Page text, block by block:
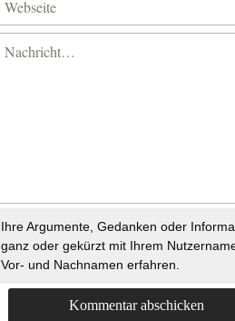
Ihre Argumente, Gedanken oder
ganz oder gekürzt mit Ihrem
Vor- und Nachnamen erfahren.